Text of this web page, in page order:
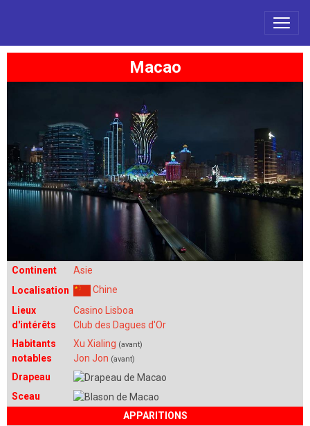
Macao
Continent
Asie
Localisation
Chine
Lieux
d'intérêts
Casino Lisboa
Club des Dagues d'Or
Habitants
notables
Xu Xialing (avant)
Jon Jon (avant)
Drapeau
Sceau
APPARITIONS